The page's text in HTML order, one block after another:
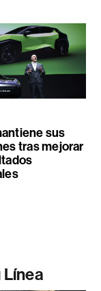
sus
tras mejorar